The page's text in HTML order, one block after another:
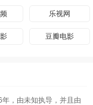
乐视网
豆瓣电影
，由未知执导，并且由